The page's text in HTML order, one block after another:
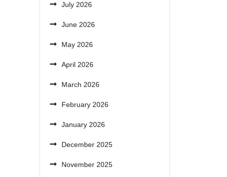
July 2026
June 2026
May 2026
April 2026
March 2026
February 2026
January 2026
December 2025
November 2025